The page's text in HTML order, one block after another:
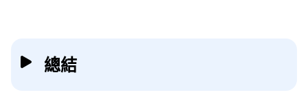
總結